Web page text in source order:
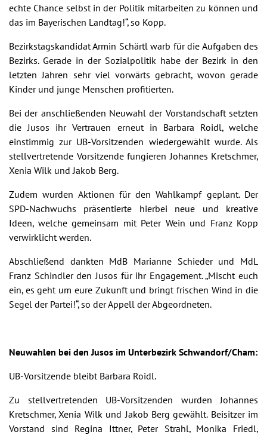
echte Chance selbst in der Politik mitarbeiten zu können und
das im Bayerischen Landtag!“, so Kopp.
Bezirkstagskandidat Armin Schärtl warb für die Aufgaben des
Bezirks. Gerade in der Sozialpolitik habe der Bezirk in den
letzten Jahren sehr viel vorwärts gebracht, wovon gerade
Kinder und junge Menschen profitierten.
Bei der anschließenden Neuwahl der Vorstandschaft setzten
die Jusos ihr Vertrauen erneut in Barbara Roidl, welche
einstimmig zur UB-Vorsitzenden wiedergewählt wurde. Als
stellvertretende Vorsitzende fungieren Johannes Kretschmer,
Xenia Wilk und Jakob Berg.
Zudem wurden Aktionen für den Wahlkampf geplant. Der
SPD-Nachwuchs präsentierte hierbei neue und kreative
Ideen, welche gemeinsam mit Peter Wein und Franz Kopp
verwirklicht werden.
Abschließend dankten MdB Marianne Schieder und MdL
Franz Schindler den Jusos für ihr Engagement. „Mischt euch
ein, es geht um eure Zukunft und bringt frischen Wind in die
Segel der Partei!“, so der Appell der Abgeordneten.
Neuwahlen bei den Jusos im Unterbezirk Schwandorf/Cham:
UB-Vorsitzende bleibt Barbara Roidl.
Zu stellvertretenden UB-Vorsitzenden wurden Johannes
Kretschmer, Xenia Wilk und Jakob Berg gewählt. Beisitzer im
Vorstand sind Regina Ittner, Peter Strahl, Monika Friedl,